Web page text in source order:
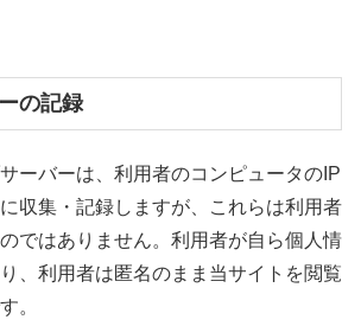
の記録
ーバーは、利用者のコンピュータのIP
収集・記録しますが、これらは利用者
ではありません。利用者が自ら個人情
、利用者は匿名のまま当サイトを閲覧
。